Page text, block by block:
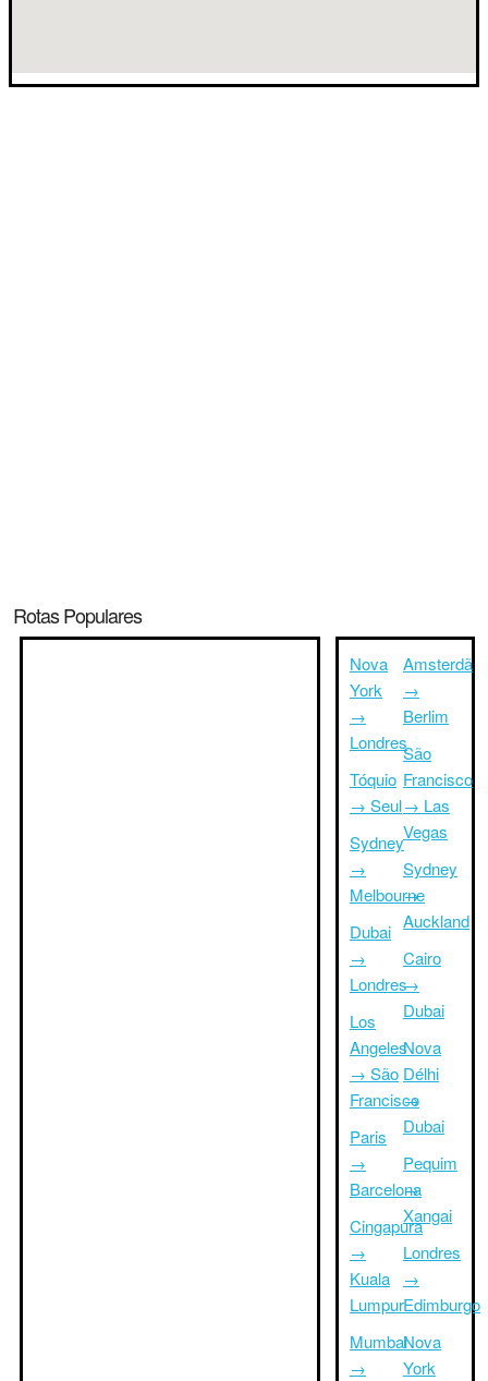
Rotas Populares
Nova
York
→
Londres
Tóquio
→ Seul
Sydney
→
Melbourne
Dubai
→
Londres
Los
Angeles
→ São
Francisco
Paris
→
Barcelona
Cingapura
→
Kuala
Lumpur
Mumbai
→
Amsterdã
→
Berlim
São
Francisco
→ Las
Vegas
Sydney
→
Auckland
Cairo
→
Dubai
Nova
Délhi
→
Dubai
Pequim
→
Xangai
Londres
→
Edimburgo
Nova
York